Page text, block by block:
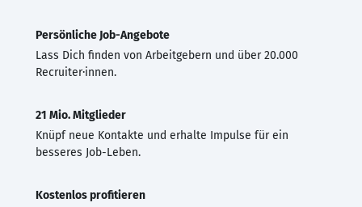
Persönliche Job-Angebote
Lass Dich finden von Arbeitgebern und über 20.000
Recruiter·innen.
21 Mio. Mitglieder
Knüpf neue Kontakte und erhalte Impulse für ein
besseres Job-Leben.
Kostenlos profitieren